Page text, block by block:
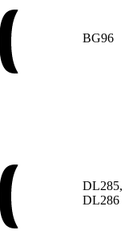
BG96
DL285,
DL286